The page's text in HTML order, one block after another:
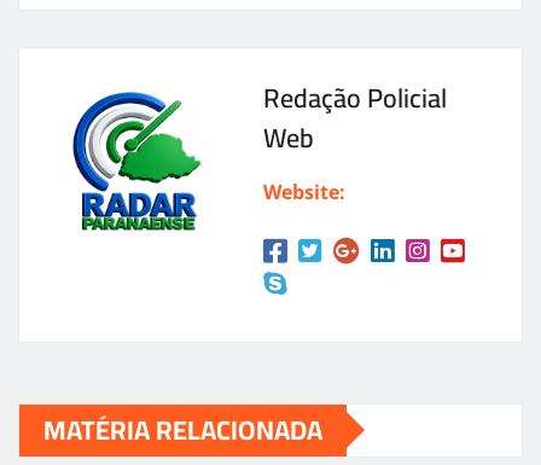
Redação Policial
Web
Website:
MATÉRIA RELACIONADA